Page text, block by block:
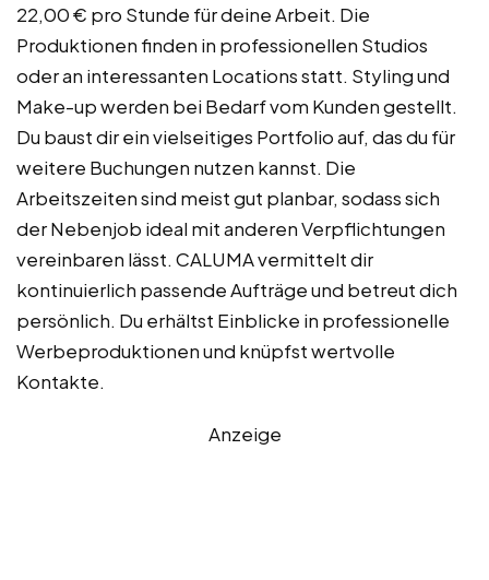
22,00 € pro Stunde für deine Arbeit. Die
Produktionen finden in professionellen Studios
oder an interessanten Locations statt. Styling und
Make-up werden bei Bedarf vom Kunden gestellt.
Du baust dir ein vielseitiges Portfolio auf, das du für
weitere Buchungen nutzen kannst. Die
Arbeitszeiten sind meist gut planbar, sodass sich
der Nebenjob ideal mit anderen Verpflichtungen
vereinbaren lässt. CALUMA vermittelt dir
kontinuierlich passende Aufträge und betreut dich
persönlich. Du erhältst Einblicke in professionelle
Werbeproduktionen und knüpfst wertvolle
Kontakte.
Anzeige